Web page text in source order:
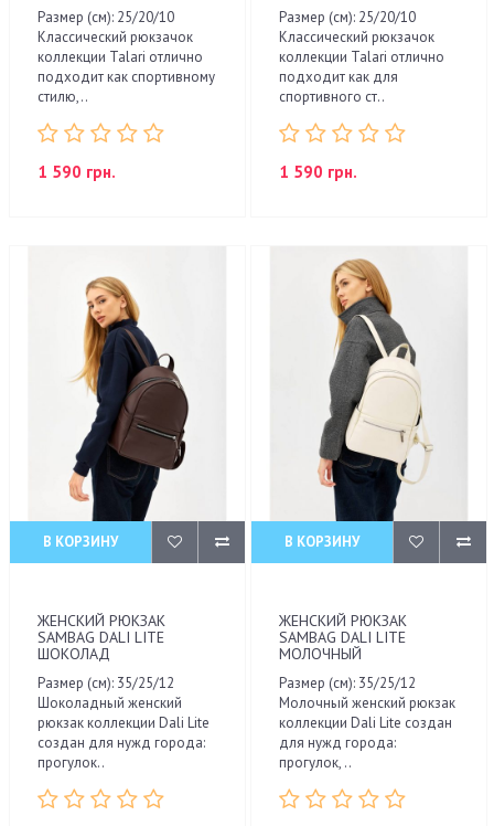
Размер (см): 25/20/10
Классический рюкзачок
коллекции Talari отлично
подходит как спортивному
стилю,..
1 590 грн.
Размер (см): 25/20/10
Классический рюкзачок
коллекции Talari отлично
подходит как для
спортивного ст..
1 590 грн.
В КОРЗИНУ
ЖЕНСКИЙ РЮКЗАК
SAMBAG DALI LITE
ШОКОЛАД
Размер (см): 35/25/12
Шоколадный женский
рюкзак коллекции Dali Lite
создан для нужд города:
прогулок..
В КОРЗИНУ
ЖЕНСКИЙ РЮКЗАК
SAMBAG DALI LITE
МОЛОЧНЫЙ
Размер (см): 35/25/12
Молочный женский рюкзак
коллекции Dali Lite создан
для нужд города:
прогулок, ..